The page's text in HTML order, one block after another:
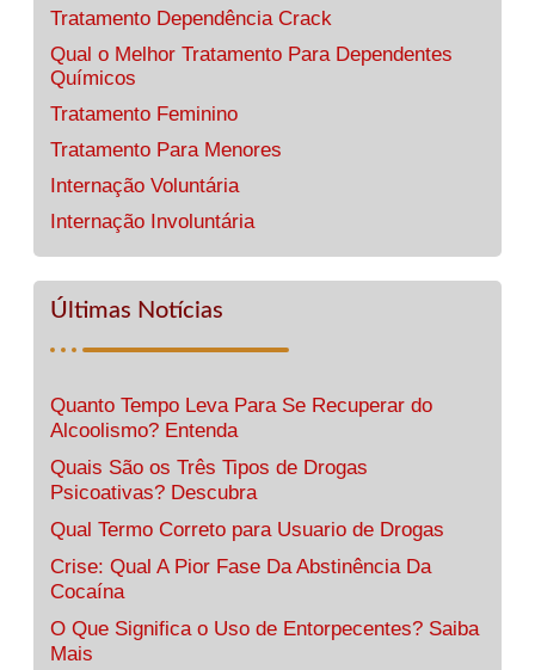
Tratamento Dependência Crack
Qual o Melhor Tratamento Para Dependentes
Químicos
Tratamento Feminino
Tratamento Para Menores
Internação Voluntária
Internação Involuntária
Últimas Notícias
Quanto Tempo Leva Para Se Recuperar do
Alcoolismo? Entenda
Quais São os Três Tipos de Drogas
Psicoativas? Descubra
Qual Termo Correto para Usuario de Drogas
Crise: Qual A Pior Fase Da Abstinência Da
Cocaína
O Que Significa o Uso de Entorpecentes? Saiba
Mais